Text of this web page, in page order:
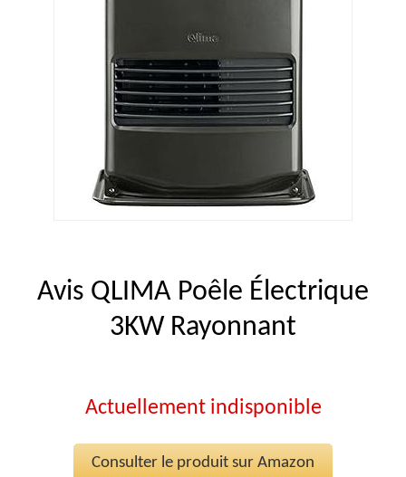
Avis QLIMA Poêle Électrique
3KW Rayonnant
Actuellement indisponible
Consulter le produit sur Amazon